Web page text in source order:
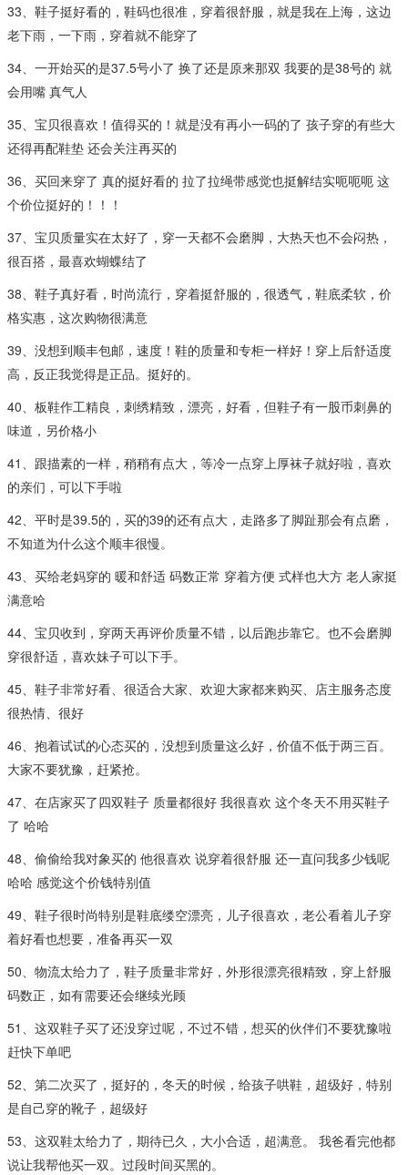
33、鞋子挺好看的，鞋码也很准，穿着很舒服，就是我在上海，这边
老下雨，一下雨，穿着就不能穿了
34、一开始买的是37.5号小了 换了还是原来那双 我要的是38号的 就
会用嘴 真气人
35、宝贝很喜欢！值得买的！就是没有再小一码的了 孩子穿的有些大
还得再配鞋垫 还会关注再买的
36、买回来穿了 真的挺好看的 拉了拉绳带感觉也挺解结实呃呃呃 这
个价位挺好的！！！
37、宝贝质量实在太好了，穿一天都不会磨脚，大热天也不会闷热，
很百搭，最喜欢蝴蝶结了
38、鞋子真好看，时尚流行，穿着挺舒服的，很透气，鞋底柔软，价
格实惠，这次购物很满意
39、没想到顺丰包邮，速度！鞋的质量和专柜一样好！穿上后舒适度
高，反正我觉得是正品。挺好的。
40、板鞋作工精良，刺绣精致，漂亮，好看，但鞋子有一股币刺鼻的
味道，另价格小
41、跟描素的一样，稍稍有点大，等冷一点穿上厚袜子就好啦，喜欢
的亲们，可以下手啦
42、平时是39.5的，买的39的还有点大，走路多了脚趾那会有点磨，
不知道为什么这个顺丰很慢。
43、买给老妈穿的 暖和舒适 码数正常 穿着方便 式样也大方 老人家挺
满意哈
44、宝贝收到，穿两天再评价质量不错，以后跑步靠它。也不会磨脚
穿很舒适，喜欢妹子可以下手。
45、鞋子非常好看、很适合大家、欢迎大家都来购买、店主服务态度
很热情、很好
46、抱着试试的心态买的，没想到质量这么好，价值不低于两三百。
大家不要犹豫，赶紧抢。
47、在店家买了四双鞋子 质量都很好 我很喜欢 这个冬天不用买鞋子
了 哈哈
48、偷偷给我对象买的 他很喜欢 说穿着很舒服 还一直问我多少钱呢
哈哈 感觉这个价钱特别值
49、鞋子很时尚特别是鞋底缕空漂亮，儿子很喜欢，老公看着儿子穿
着好看也想要，准备再买一双
50、物流太给力了，鞋子质量非常好，外形很漂亮很精致，穿上舒服
码数正，如有需要还会继续光顾
51、这双鞋子买了还没穿过呢，不过不错，想买的伙伴们不要犹豫啦
赶快下单吧
52、第二次买了，挺好的，冬天的时候，给孩子哄鞋，超级好，特别
是自己穿的靴子，超级好
53、这双鞋太给力了，期待已久，大小合适，超满意。 我爸看完他都
说让我帮他买一双。过段时间买黑的。